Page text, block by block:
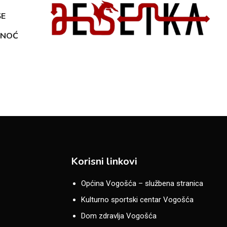
Korisni linkovi
Općina Vogošća – službena stranica
Kulturno sportski centar Vogošća
Dom zdravlja Vogošća